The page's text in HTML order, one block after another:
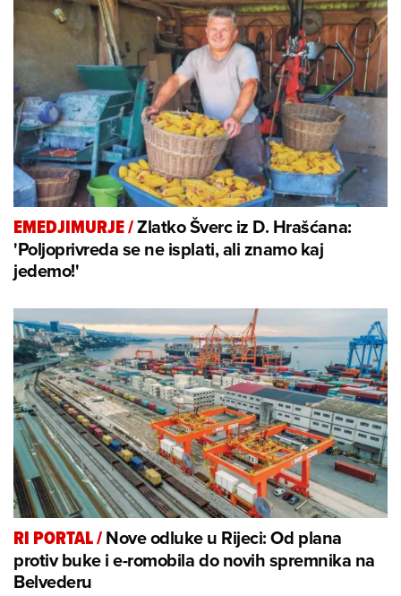
EMEDJIMURJE/Zlatko Šverc iz D. Hrašćana:
'Poljoprivreda se ne isplati, ali znamo kaj
jedemo!'
RI PORTAL/Nove odluke u Rijeci: Od plana
protiv buke i e-romobila do novih spremnika na
Belvederu